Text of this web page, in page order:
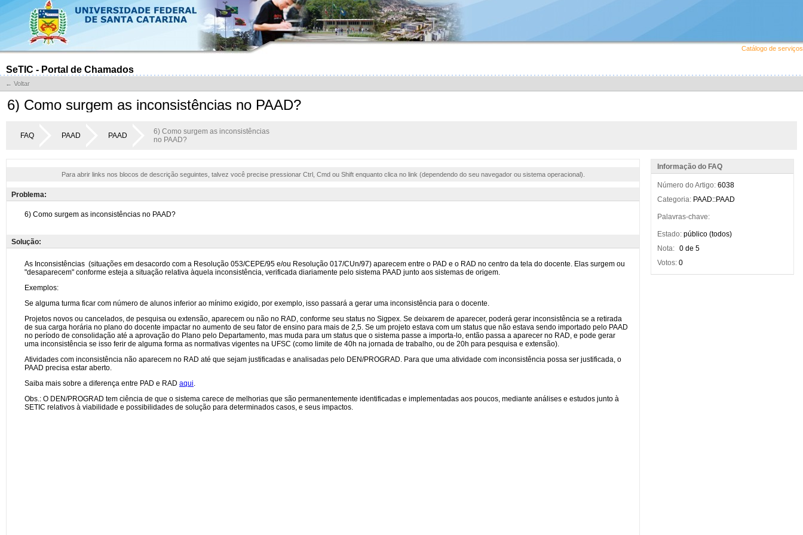
Catálogo de serviços
SeTIC - Portal de Chamados
← Voltar
6) Como surgem as inconsistências no PAAD?
FAQ PAAD PAAD
6) Como surgem as inconsistências
no PAAD?
Para abrir links nos blocos de descrição seguintes, talvez você precise pressionar Ctrl, Cmd ou Shift enquanto clica no link (dependendo do seu navegador ou sistema operacional).
Problema:
Solução:
Informação do FAQ
Número do Artigo: 6038
Categoria: PAAD::PAAD
Palavras-chave:
Estado: público (todos)
Nota: 0 de 5
Votos: 0